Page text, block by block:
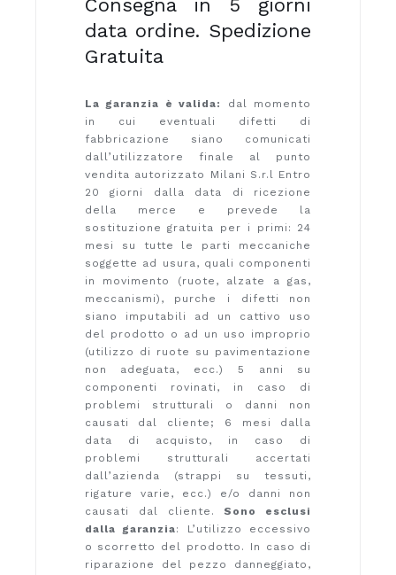
Consegna in 5 giorni
data ordine. Spedizione
Gratuita
La garanzia è valida:
dal momento
in cui eventuali difetti di
fabbricazione siano comunicati
dall’utilizzatore finale al punto
vendita autorizzato Milani S.r.l Entro
20 giorni dalla data di ricezione
della merce e prevede la
sostituzione gratuita per i primi: 24
mesi su tutte le parti meccaniche
soggette ad usura, quali componenti
in movimento (ruote, alzate a gas,
meccanismi), purche i difetti non
siano imputabili ad un cattivo uso
del prodotto o ad un uso improprio
(utilizzo di ruote su pavimentazione
non adeguata, ecc.) 5 anni su
componenti rovinati, in caso di
problemi strutturali o danni non
causati dal cliente; 6 mesi dalla
data di acquisto, in caso di
problemi strutturali accertati
dall’azienda (strappi su tessuti,
rigature varie, ecc.) e/o danni non
causati dal cliente. Sono esclusi
dalla garanzia: L’utilizzo eccessivo
o scorretto del prodotto. In caso di
riparazione del pezzo danneggiato,